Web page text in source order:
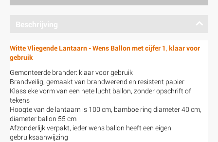
Beschrijving
Witte Vliegende Lantaarn - Wens Ballon met cijfer 1, klaar voor
gebruik
Gemonteerde brander: klaar voor gebruik
Brandveilig, gemaakt van brandwerend en resistent papier
Klassieke vorm van een hete lucht ballon, zonder opschrift of
tekens
Hoogte van de lantaarn is 100 cm, bamboe ring diameter 40 cm,
diameter ballon 55 cm
Afzonderlijk verpakt, ieder wens ballon heeft een eigen
gebruiksaanwijzing